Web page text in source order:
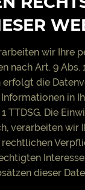
wir Ihre
nach Art. 9
die
TTDSG. Die
wir
dieser